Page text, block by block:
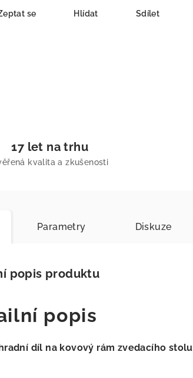
se Hlídat Sdílet
17 let na trhu
kvalita a zkušenosti
Parametry Diskuze
popis produktu
popis
díl na kovový rám zvedacího stolu